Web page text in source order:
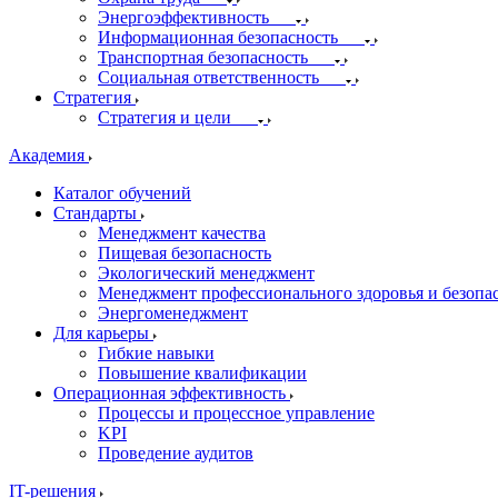
Энергоэффективность
Информационная безопасность
Транспортная безопасность
Социальная ответственность
Стратегия
Стратегия и цели
Академия
Каталог обучений
Стандарты
Менеджмент качества
Пищевая безопасность
Экологический менеджмент
Менеджмент профессионального здоровья и
Энергоменеджмент
Для карьеры
Гибкие навыки
Повышение квалификации
Операционная эффективность
Процессы и процессное управление
KPI
Проведение аудитов
IT-решения